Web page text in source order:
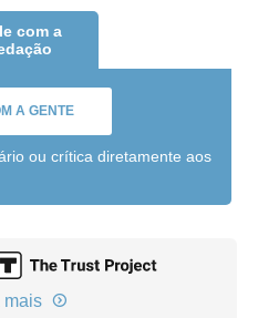
com a
A GENTE
ou crítica diretamente aos
mais